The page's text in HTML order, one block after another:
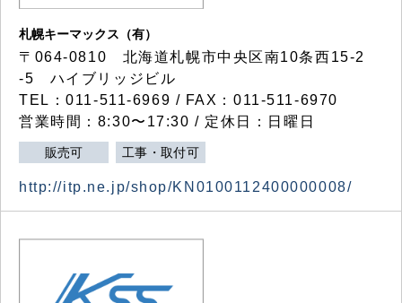
札幌キーマックス（有）
〒064-0810 北海道札幌市中央区南10条西15-2
-5 ハイブリッジビル
TEL：011-511-6969 / FAX：011-511-6970
営業時間：8:30〜17:30 / 定休日：日曜日
販売可 工事・取付可
http://itp.ne.jp/shop/KN0100112400000008/